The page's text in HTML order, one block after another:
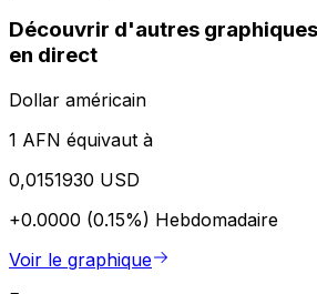
Découvrir d'autres
en direct
Dollar américain
1 AFN équivaut à
0,0151930 USD
+0.0000 (0.15%) Hebdomadaire
Voir le graphique